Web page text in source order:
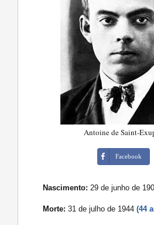
Antoine de Saint-
Facebook
Nascimento: 29 de junho de
Morte: 31 de julho de 1944(44